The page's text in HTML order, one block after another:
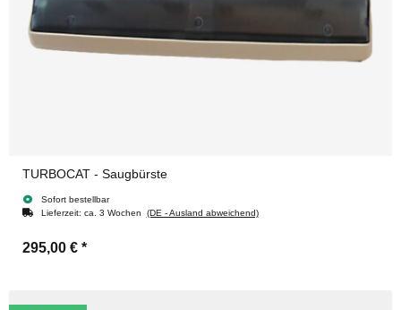
TURBOCAT - Saugbürste
Sofort bestellbar
Lieferzeit: ca. 3 Wochen (DE - Ausland abweichend)
295,00 € *